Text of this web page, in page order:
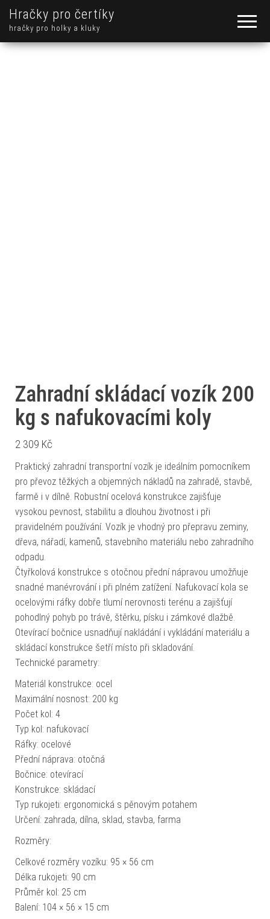
Hračky pro čertíky
hračky pro holky a kluky
Zahradní skládací vozík 200
kg s nafukovacími koly
2 309 Kč
Praktický zahradní transportní vozík je ideálním pomocníkem
pro převoz těžkých a objemných nákladů na zahradě, stavbě,
farmě i v dílně. Robustní ocelová konstrukce zajišťuje
vysokou pevnost, stabilitu a dlouhou životnost i při
pravidelném používání. Vozík je vhodný pro přepravu zeminy,
dřeva, nářadí, kamenů, stavebního materiálu nebo zahradního
odpadu.
Čtyřkolová konstrukce s otočnou přední nápravou umožňuje
snadné manévrování i při plném zatížení. Nafukovací kola se
ocelovými ráfky dobře tlumí nerovnosti terénu a zajišťují
pohodlný pohyb po trávě, štěrku, písku i zámkové dlažbě.
Otevírací bočnice usnadňují nakládání i vykládání materiálu a
skládací konstrukce šetří místo při skladování.
Technické parametry:
Materiál konstrukce: ocel
Maximální nosnost: 200 kg
Počet kol: 4
Typ kol: nafukovací
Ráfky: ocelové
Přední náprava: otočná
Bočnice: otevírací
Konstrukce: skládací
Typ rukojeti: ergonomická s pěnovým potahem
Určení: zahrada, dílna, sklad, stavba, farma
Rozměry:
Celkové rozměry vozíku: 95 × 56 cm
Délka rukojeti: 90 cm
Průměr kol: 25 cm
Balení: 104 × 56 × 15 cm